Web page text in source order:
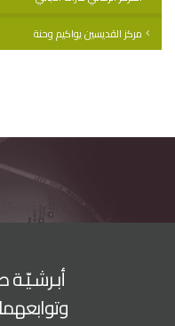
مركز القديسين يواكيم وحنة